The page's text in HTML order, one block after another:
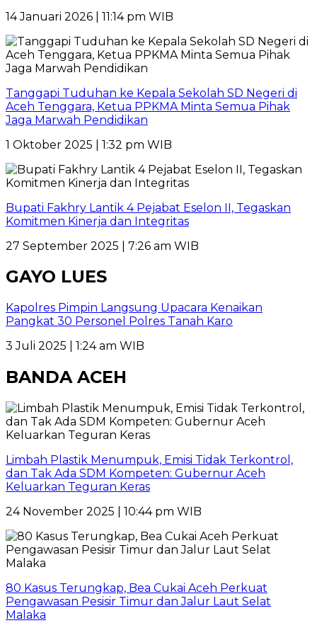
14 Januari 2026 | 11:14 pm WIB
Tanggapi Tuduhan ke Kepala Sekolah SD Negeri di
Aceh Tenggara, Ketua PPKMA Minta Semua Pihak
Jaga Marwah Pendidikan
1 Oktober 2025 | 1:32 pm WIB
Bupati Fakhry Lantik 4 Pejabat Eselon II, Tegaskan
Komitmen Kinerja dan Integritas
27 September 2025 | 7:26 am WIB
GAYO LUES
Kapolres Pimpin Langsung Upacara Kenaikan
Pangkat 30 Personel Polres Tanah Karo
3 Juli 2025 | 1:24 am WIB
BANDA ACEH
Limbah Plastik Menumpuk, Emisi Tidak Terkontrol,
dan Tak Ada SDM Kompeten: Gubernur Aceh
Keluarkan Teguran Keras
24 November 2025 | 10:44 pm WIB
80 Kasus Terungkap, Bea Cukai Aceh Perkuat
Pengawasan Pesisir Timur dan Jalur Laut Selat
Malaka